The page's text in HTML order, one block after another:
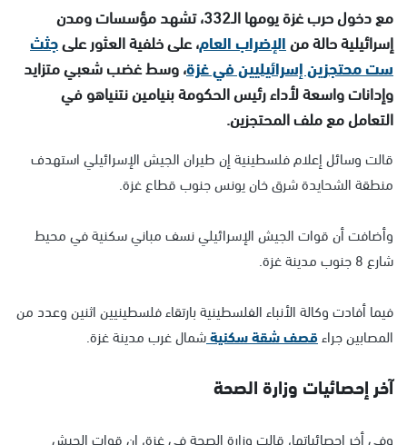
مع دخول حرب غزة يومها الـ332، تشهد مؤسسات ومدن
إسرائيلية حالة منالإضراب العام، على خلفية العثور علىجثث
ست محتجزين إسرائيليين في غزة، وسط غضب شعبي متزايد
وإدانات واسعة لأداء رئيس الحكومة بنيامين نتنياهو في
التعامل مع ملف المحتجزين.
قالت وسائل إعلام فلسطينية إن طيران الجيش الإسرائيلي استهدف
منطقة الشحايدة شرق خان يونس جنوب قطاع غزة.
وأضافت أن قوات الجيش الإسرائيلي نسف مباني سكنية في محيط
شارع 8 جنوب مدينة غزة.
فيما أفادت وكالة الأنباء الفلسطينية بارتقاء فلسطينيين اثنين وعدد من
المصابين جراءقصف شقة سكنيةشمال غرب مدينة غزة.
آخر إحصائيات وزارة الصحة
وفي أخر إحصائياتها، قالت وزارة الصحة في غزة، إن قوات الجيش